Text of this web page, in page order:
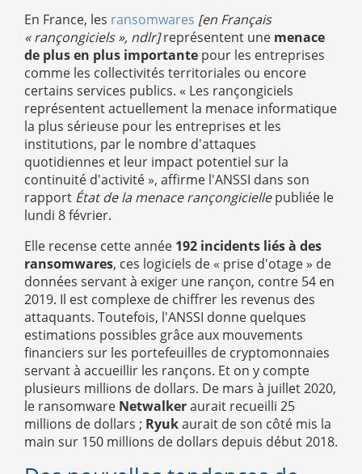
En France, les ransomwares [en Français
« rançongiciels », ndlr]représentent une menace
de plus en plus importante pour les entreprises
comme les collectivités territoriales ou encore
certains services publics. « Les rançongiciels
représentent actuellement la menace informatique
la plus sérieuse pour les entreprises et les
institutions, par le nombre d'attaques
quotidiennes et leur impact potentiel sur la
continuité d'activité », affirme l'ANSSI dans son
rapport État de la menace rançongiciellepubliée le
lundi 8 février.
Elle recense cette année 192 incidents liés à des
ransomwares, ces logiciels de « prise d'otage » de
données servant à exiger une rançon, contre 54 en
2019. Il est complexe de chiffrer les revenus des
attaquants. Toutefois, l'ANSSI donne quelques
estimations possibles grâce aux mouvements
financiers sur les portefeuilles de cryptomonnaies
servant à accueillir les rançons. Et on y compte
plusieurs millions de dollars. De mars à juillet 2020,
le ransomware Netwalkeraurait recueilli 25
millions de dollars ; Ryukaurait de son côté mis la
main sur 150 millions de dollars depuis début 2018.